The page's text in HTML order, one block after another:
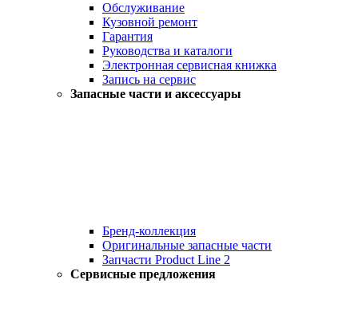
Обслуживание
Кузовной ремонт
Гарантия
Руководства и каталоги
Электронная сервисная книжка
Запись на сервис
Запасные части и аксессуары
Бренд-коллекция
Оригинальные запасные части
Запчасти Product Line 2
Сервисные предложения